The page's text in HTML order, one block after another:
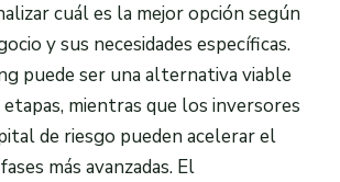
cuál es la mejor opción según
y sus necesidades específicas.
puede ser una alternativa viable
mientras que los inversores
de riesgo pueden acelerar el
más avanzadas. El